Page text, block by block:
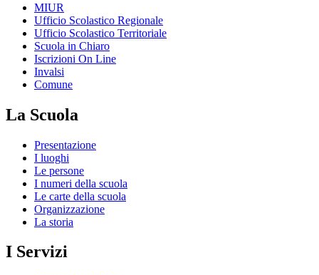
MIUR
Ufficio Scolastico Regionale
Ufficio Scolastico Territoriale
Scuola in Chiaro
Iscrizioni On Line
Invalsi
Comune
La Scuola
Presentazione
I luoghi
Le persone
I numeri della scuola
Le carte della scuola
Organizzazione
La storia
I Servizi